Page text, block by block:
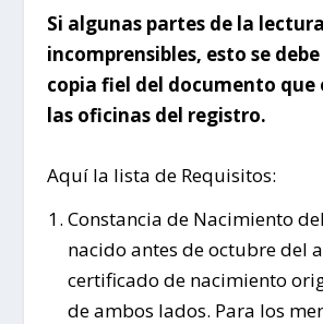
Si algunas partes de la
incomprensibles, esto se
copia fiel del documento que
las oficinas del registro.
Aquí la lista de Requisitos:
Constancia de Nacimiento
nacido antes de octubre del
certificado de nacimiento
de ambos lados. Para los